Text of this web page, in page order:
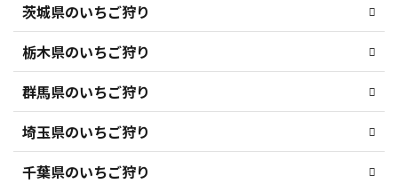
茨城県のいちご狩り
栃木県のいちご狩り
群馬県のいちご狩り
埼玉県のいちご狩り
千葉県のいちご狩り